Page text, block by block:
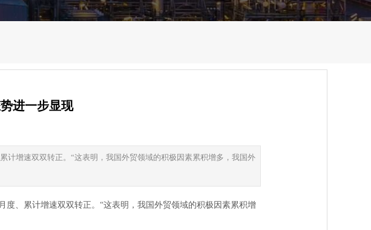
进一步显现
计增速双双转正。“这表明，我国外贸领域的积极因素累积增多，我国外
度、累计增速双双转正。“这表明，我国外贸领域的积极因素累积增